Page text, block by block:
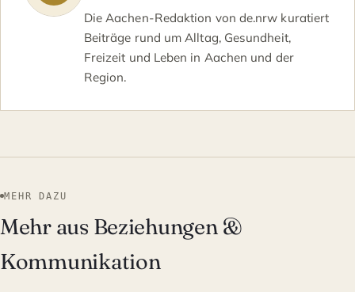
Die Aachen-Redaktion von de.nrw kuratiert
Beiträge rund um Alltag, Gesundheit,
Freizeit und Leben in Aachen und der
Region.
MEHR DAZU
Mehr aus Beziehungen &
Kommunikation